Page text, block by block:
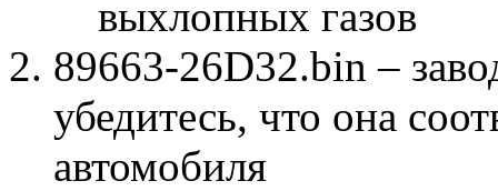
выхлопных газов
89663-26D32.bin –
убедитесь, что она
автомобиля